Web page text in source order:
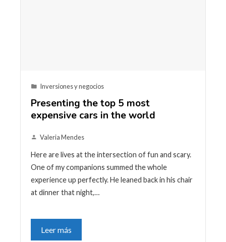
Inversiones y negocios
Presenting the top 5 most
expensive cars in the world
Valeria Mendes
Here are lives at the intersection of fun and scary.
One of my companions summed the whole
experience up perfectly. He leaned back in his chair
at dinner that night,…
Leer más